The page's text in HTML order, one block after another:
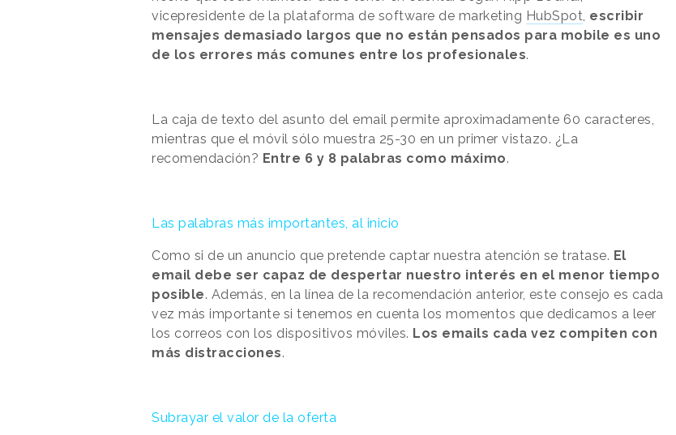
vicepresidente de la plataforma de software de marketing HubSpot escribir
mensajes demasiado largos que no están pensados para mobile es uno
de los errores más comunes entre los profesionales.
La caja de texto del asunto del email permite aproximadamente 60 caracteres,
mientras que el móvil sólo muestra 25-30 en un primer vistazo. ¿La
recomendación? Entre 6 y 8 palabras como máximo.
Las palabras más importantes, al inicio
Como si de un anuncio que pretende captar nuestra atención se tratase. El
email debe ser capaz de despertar nuestro interés en el menor tiempo
posible. Además, en la línea de la recomendación anterior, este consejo es cada
vez más importante si tenemos en cuenta los momentos que dedicamos a leer
los correos con los dispositivos móviles. Los emails cada vez compiten con
más distracciones.
Subrayar el valor de la oferta